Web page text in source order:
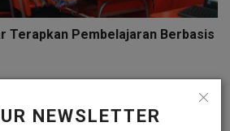
NEWSLETTER
Terapkan Pembelajaran Berbasis